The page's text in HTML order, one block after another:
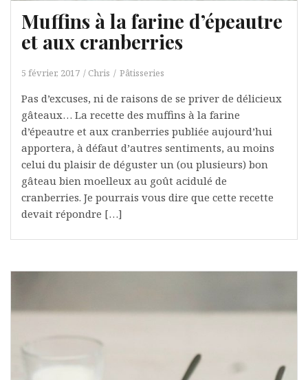
Muffins à la farine d’épeautre
et aux cranberries
5 février, 2017 Chris Pâtisseries
Pas d’excuses, ni de raisons de se priver de délicieux
gâteaux… La recette des muffins à la farine
d’épeautre et aux cranberries publiée aujourd’hui
apportera, à défaut d’autres sentiments, au moins
celui du plaisir de déguster un (ou plusieurs) bon
gâteau bien moelleux au goût acidulé de
cranberries. Je pourrais vous dire que cette recette
devait répondre […]